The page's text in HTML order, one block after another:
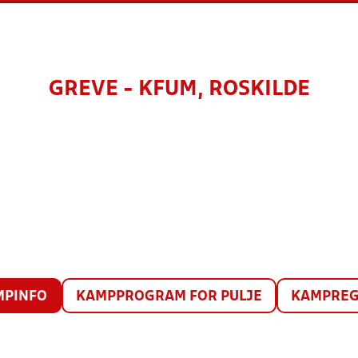
GREVE - KFUM, ROSKILDE
KAMPPROGRAM FOR PULJE